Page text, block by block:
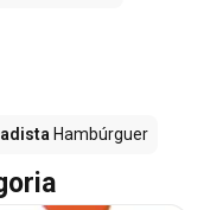
Hambúrguer